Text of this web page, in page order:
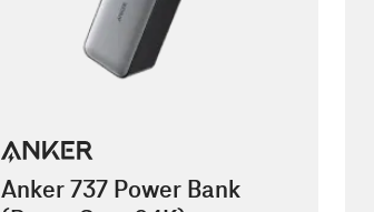
Anker 737 Power Bank